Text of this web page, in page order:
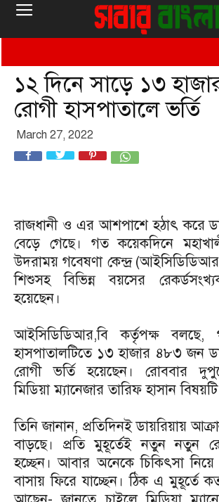
১২ দিনে সাড়ে ১৩
রোগী হাসপাতালে ভর্তি
March 27, 2022
রাজধানী ও এর আশপাশে হঠাৎ করে
বেড়ে গেছে। গত কয়েকদিনে
উদরাময় গবেষণা কেন্দ্র
শিশুসহ বিভিন্ন বয়সের
হয়েছেন।
আইসিডিডিআর,বি কর্তৃপক্ষ
হাসপাতালটিতে ১৩ হাজার ৪৮৩ জন
রোগী ভর্তি হয়েছেন। রোববার
মিডিয়া ম্যানেজার তারিফ হাসান
তিনি জানান, প্রতিদিনই ডায়রিয়ায়
বাড়ছে। প্রতি মুহূর্তেই নতুন নতুন
হচ্ছেন। আবার অনেকে চিকিৎসা নিয়ে
বাসায় ফিরে যাচ্ছেন। ঠিক এ মুহূর্তে